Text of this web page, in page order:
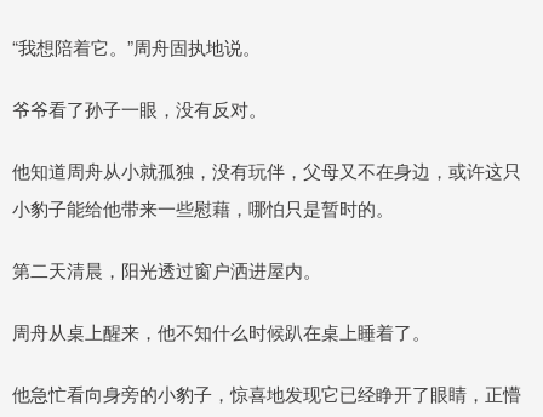
“我想陪着它。”周舟固执地说。
爷爷看了孙子一眼，没有反对。
他知道周舟从小就孤独，没有玩伴，父母又不在身边，或许这只
小豹子能给他带来一些慰藉，哪怕只是暂时的。
第二天清晨，阳光透过窗户洒进屋内。
周舟从桌上醒来，他不知什么时候趴在桌上睡着了。
他急忙看向身旁的小豹子，惊喜地发现它已经睁开了眼睛，正懵